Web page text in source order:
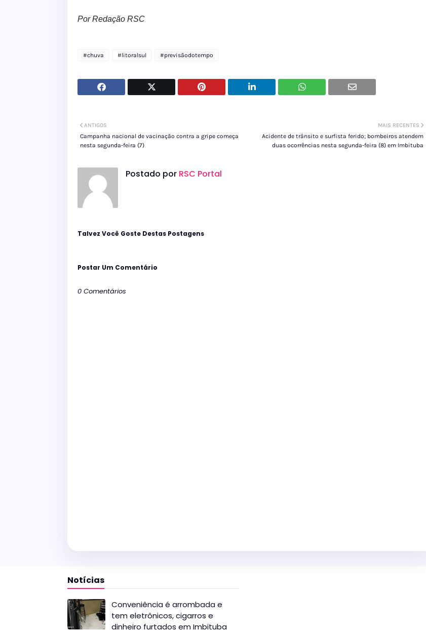
Por Redação RSC
#chuva #litoralsul #previsãodotempo
MAIS RECENTES
Acidente de trânsito e surfista ferido; bombeiros atendem
duas ocorrências nesta segunda-feira (8) em Imbituba
ANTIGOS
Campanha nacional de vacinação contra a gripe começa
nesta segunda-feira (7)
Postado por RSC Portal
Talvez Você Goste Destas Postagens
Postar Um Comentário
0 Comentários
Notícias
Conveniência é arrombada e
tem eletrônicos, cigarros e
dinheiro furtados em Imbituba